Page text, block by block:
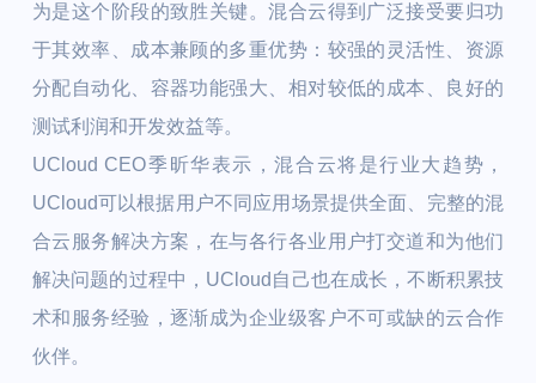
为是这个阶段的致胜关键。混合云得到广泛接受要归功
于其效率、成本兼顾的多重优势：较强的灵活性、资源
分配自动化、容器功能强大、相对较低的成本、良好的
测试利润和开发效益等。
UCloud CEO季昕华表示，混合云将是行业大趋势，
UCloud可以根据用户不同应用场景提供全面、完整的混
合云服务解决方案，在与各行各业用户打交道和为他们
解决问题的过程中，UCloud自己也在成长，不断积累技
术和服务经验，逐渐成为企业级客户不可或缺的云合作
伙伴。